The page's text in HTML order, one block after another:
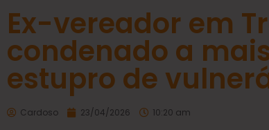
Ex-vereador em
condenado a
estupro de
Cardoso 23/04/2026 10:20 am